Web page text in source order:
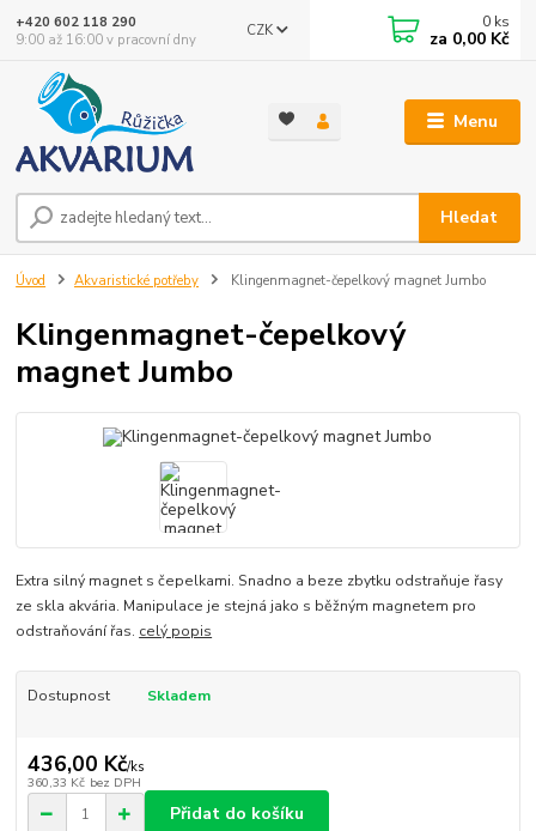
Menu
CZK
Hledat
+420 602 118 290
9:00 až 16:00 v pracovní dny
0 ks
za 0,00 Kč
Úvod Akvaristické potřeby Klingenmagnet-čepelkový magnet Jumbo
Klingenmagnet-čepelkový
magnet Jumbo
Extra silný magnet s čepelkami. Snadno a beze zbytku odstraňuje řasy
ze skla akvária. Manipulace je stejná jako s běžným magnetem pro
odstraňování řas. celý popis
Dostupnost Skladem
436,00 Kč/ks
360,33 Kč bez DPH
Přidat do košíku